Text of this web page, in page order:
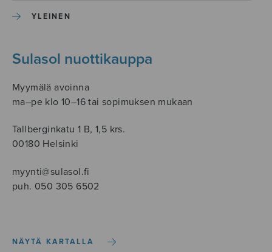
YLEINEN
Sulasol nuottikauppa
Myymälä avoinna
ma–pe klo 10–16 tai sopimuksen mukaan
Tallberginkatu 1 B, 1,5 krs.
00180 Helsinki
myynti@sulasol.fi
puh. 050 305 6502
NÄYTÄ KARTALLA